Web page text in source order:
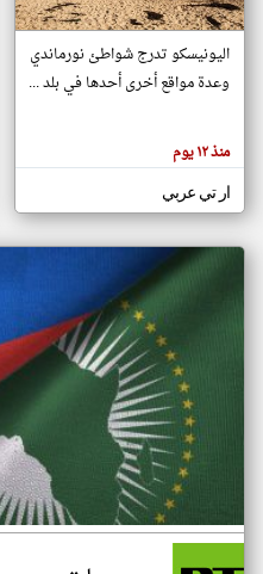
هنا عن
وجهة
كاتبيها.
اليونيسكو تدرج شواطئ نورماندي
وعدة مواقع أخرى أحدها في بلد ...
منذ ١٢ يوم
ار تي عربي